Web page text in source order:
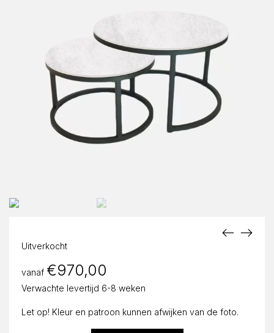
Uitverkocht
vanaf €970,00
Verwachte levertijd 6-8 weken
Let op! Kleur en patroon kunnen afwijken van de foto.